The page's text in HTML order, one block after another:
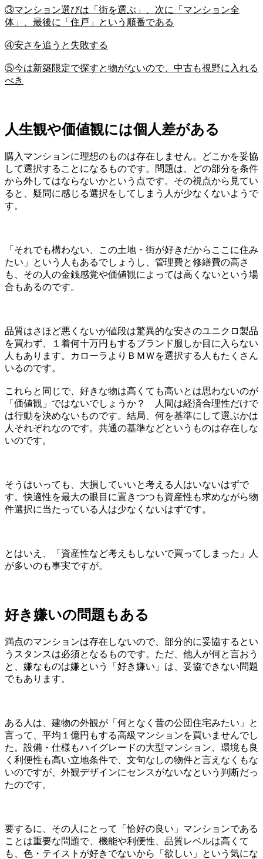
③マンション選びは「街を選ぶ」、次に「マンション全
体」、最後に「住戸」という順番である
④安さを追うと失敗する
⑤今は新築限定で探すと物がないので、中古も視野に入れる
べき
人生観や価値観には個人差がある
購入マンションに理想のものは存在しません。どこかを妥協
して選択することになるものです。問題は、どの部分を条件
から外してはならないかという点です。その視点から見てい
ると、疑問に感じる選択をしてしまう人が少なくないようで
す。
「それでも構わない、この土地・街が好きだからここに住み
たい」という人もあるでしょうし、管理費と修繕費の高さ
も、その人の金銭感覚や価値観によっては高くないという場
合もあるのです。
品質はさほど悪くないが値段は驚異的な安さのユニクロ製品
を買わず、１着何十万円もするブランド服しか目に入らない
人もあります。カローラよりＢＭＷを選択する人もたくさん
いるのです。
これらと同じで、好きな物は高くても高いとは思わないのが
「価値観」ではないでしょうか？ 人間は経済合理性だけで
は行動を決めないものです。結局、何を基準にして選ぶかは
人それぞれなのです。共通の基準などというものは存在しな
いのです。
そうはいっても、大損していいと考える人はいないはずで
す。快適性を最大の眼目に置きつつも資産性も求めながら物
件選択に当たっている人は少なくないはずです。
とはいえ、「資産性など考えもしないで買ってしまった」人
が多いのも事実ですが。
好き嫌いの問題もある
満点のマンションは存在しないので、部分的に妥協するとい
うスタンスは必須となるものです。ただ、他人が何と言おう
と、嫌なものは嫌という「好き嫌い」は、妥協できない問題
でもあります。
ある人は、建物の外観が「何となく昔の公団住宅みたい」と
言って、平均１億円もする高級マンションを買いませんでし
た。設備・仕様もハイグレードの大型マンション、環境も良
く利便性も高い立地条件で、文句なしの物件と言えなくもな
いのですが、外観デザインにセンスがないなという判断だっ
たのです。
要するに、その人にとって「恰好の良い」マンションである
ことは重要な問題で、機能や利便性、品質レベルは高くて
も、色・テイストが好きでないから「欲しい」という気にな